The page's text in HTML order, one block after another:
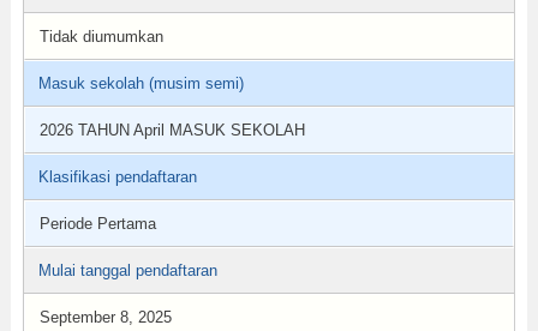
Tidak diumumkan
Masuk sekolah (musim semi)
2026 TAHUN April MASUK SEKOLAH
Klasifikasi pendaftaran
Periode Pertama
Mulai tanggal pendaftaran
September 8, 2025